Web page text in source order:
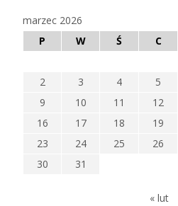
marzec 2026
P
W Ś C
2
3 4 5
9
10 11 12
16
17 18 19
23
24 25 26
30
31
« lut